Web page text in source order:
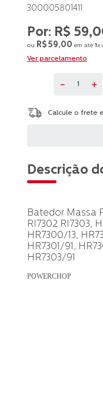
300005801411
R$ 59,
ou R$ 59,00 em até 1x
Ver parcelamento
＋
－
Descrição
Batedor Massa
RI7302 RI7303,
HR7300/13,
HR7301/91,
HR7303/91
POWERCHOP